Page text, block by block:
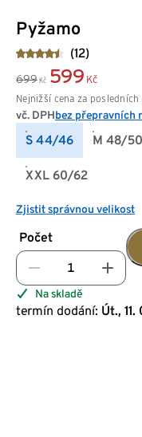
Pyžamo
(12)
699 Kč 599 Kč
Nejnižší cena za
vč. DPHbez přepravních
S 44/46 M 48/50
XXL 60/62
Zjistit správnou velikost
Počet
Na skladě
termín dodání: Út.,